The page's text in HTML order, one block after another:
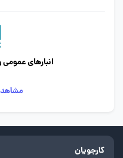
انبارهای
کارجویان